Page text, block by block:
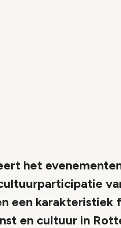
het
een karakteristiek
en cultuur in